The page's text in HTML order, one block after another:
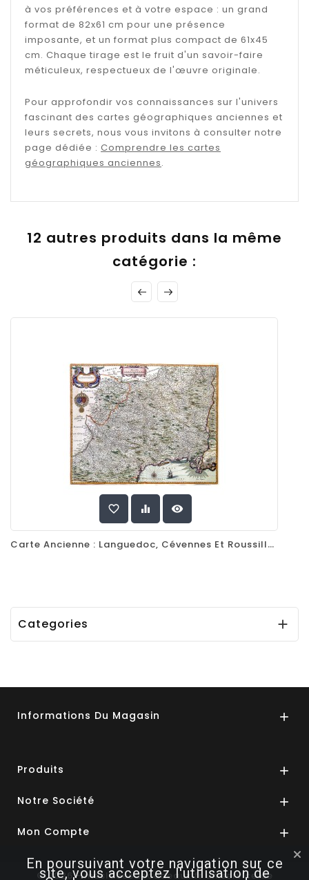
à vos préférences et à votre espace : un grand
format de 82x61 cm pour une présence
imposante, et un format plus compact de 61x45
cm. Chaque tirage est le fruit d'un savoir-faire
méticuleux, respectueux de l'œuvre originale.
Pour approfondir vos connaissances sur l'univers
fascinant des cartes géographiques anciennes et
leurs secrets, nous vous invitons à consulter notre
page dédiée : Comprendre les cartes
géographiques anciennes.
12 autres produits dans la même
catégorie :
favorite_border equalizer visibility
Carte Ancienne : Languedoc, Cévennes Et Roussillon Par Willem Blaeu, 1631
Categories 
Informations Du Magasin 
Produits 
Notre Société 
Mon Compte 
© 2026 - mesIdéesdecadeaux.fr un service de
En poursuivant votre navigation sur ce
site, vous acceptez l'utilisation de